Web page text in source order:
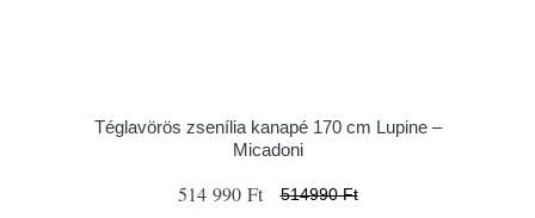
Téglavörös zsenília kanapé 170 cm Lupine –
Micadoni
514 990 Ft 514990 Ft